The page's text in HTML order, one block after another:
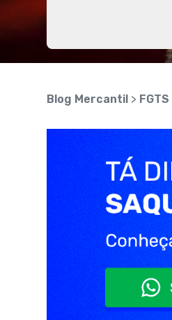
Blog Mercantil > FGTS